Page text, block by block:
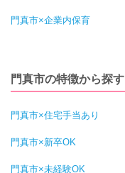
門真市×企業内保育
門真市の特徴から探す
門真市×住宅手当あり
門真市×新卒OK
門真市×未経験OK